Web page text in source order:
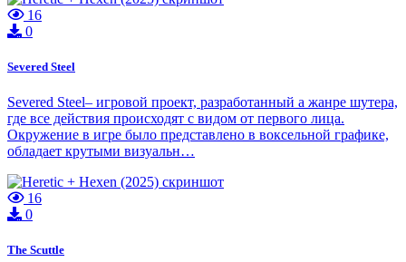
16
0
Severed Steel
Severed Steel– игровой проект, разработанный а жанре шутера,
где все действия происходят с видом от первого лица.
Окружение в игре было представлено в воксельной графике,
обладает крутыми визуальн…
16
0
The Scuttle